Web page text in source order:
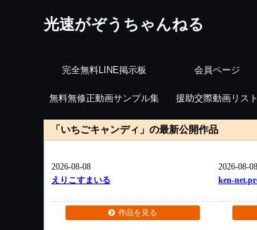
光速がぞうちゃんねる
完全無料LINE掲示板 会員ページ
無料無修正動画サンプル集 援助交際動画リスト